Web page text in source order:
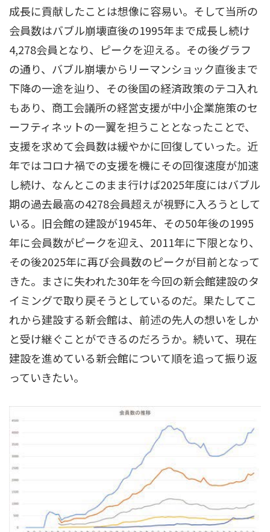
成長に貢献したことは想像に容易い。そして当所の
会員数はバブル崩壊直後の1995年まで成長し続け
4,278会員となり、ピークを迎える。その後グラフ
の通り、バブル崩壊からリーマンショック直後まで
下降の一途を辿り、その後国の経済政策のテコ入れ
もあり、商工会議所の経営支援が中小企業施策のセ
ーフティネットの一翼を担うこととなったことで、
支援を求めて会員数は緩やかに回復していった。近
年ではコロナ禍での支援を機にその回復速度が加速
し続け、なんとこのまま行けば2025年度にはバブル
期の過去最高の4278会員超えが視野に入ろうとして
いる。旧会館の建設が1945年、その50年後の1995
年に会員数がピークを迎え、2011年に下限となり、
その後2025年に再び会員数のピークが目前となって
きた。まさに失われた30年を今回の新会館建設のタ
イミングで取り戻そうとしているのだ。果たしてこ
れから建設する新会館は、前述の先人の想いをしか
と受け継ぐことができるのだろうか。続いて、現在
建設を進めている新会館について順を追って振り返
っていきたい。